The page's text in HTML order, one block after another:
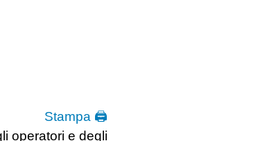
Stampa 🖨
operatori e degli